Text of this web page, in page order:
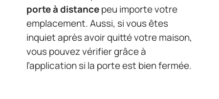
porte à distancepeu importe votre
emplacement. Aussi, si vous êtes
inquiet après avoir quitté votre maison,
vous pouvez vérifier grâce à
l’application si la porte est bien fermée.